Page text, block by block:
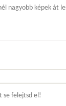
nagyobb képek át
se felejtsd el!